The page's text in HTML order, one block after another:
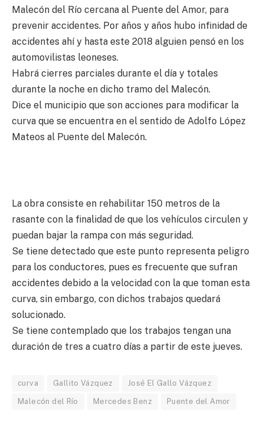
Malecón del Río cercana al Puente del Amor, para
prevenir accidentes. Por años y años hubo infinidad de
accidentes ahí y hasta este 2018 alguien pensó en los
automovilistas leoneses.
Habrá cierres parciales durante el día y totales
durante la noche en dicho tramo del Malecón.
Dice el municipio que son acciones para modificar la
curva que se encuentra en el sentido de Adolfo López
Mateos al Puente del Malecón.
La obra consiste en rehabilitar 150 metros de la
rasante con la finalidad de que los vehículos circulen y
puedan bajar la rampa con más seguridad.
Se tiene detectado que este punto representa peligro
para los conductores, pues es frecuente que sufran
accidentes debido a la velocidad con la que toman esta
curva, sin embargo, con dichos trabajos quedará
solucionado.
Se tiene contemplado que los trabajos tengan una
duración de tres a cuatro días a partir de este jueves.
curva Gallito Vázquez José El Gallo Vázquez
Malecón del Río Mercedes Benz Puente del Amor